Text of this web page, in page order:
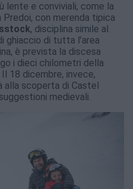
lente e conviviali, come la
con merenda tipica
, disciplina simile al
ghiaccio di tutta l’area
è prevista la discesa
i dieci chilometri della
18 dicembre, invece,
alla scoperta di Castel
medievali.